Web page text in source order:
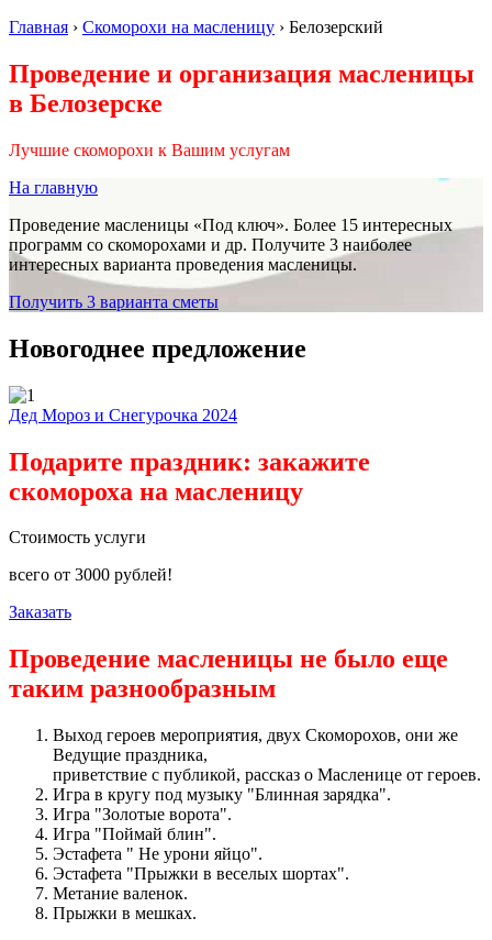
Главная › Скоморохи на масленицу › Белозерский
Проведение и организация масленицы
в Белозерске
Лучшие скоморохи к Вашим услугам
На главную
Проведение масленицы «Под ключ». Более 15 интересных
программ со скоморохами и др. Получите 3 наиболее
интересных варианта проведения масленицы.
Получить 3 варианта сметы
Новогоднее предложение
Дед Мороз и Снегурочка 2024
Подарите праздник: закажите
скомороха на масленицу
Стоимость услуги
всего от 3000 рублей!
Заказать
Проведение масленицы не было еще
таким разнообразным
Выход героев мероприятия, двух Скоморохов, они же
Ведущие праздника,
приветствие с публикой, рассказ о Масленице от героев.
Игра в кругу под музыку "Блинная зарядка".
Игра "Золотые ворота".
Игра "Поймай блин".
Эстафета " Не урони яйцо".
Эстафета "Прыжки в веселых шортах".
Метание валенок.
Прыжки в мешках.